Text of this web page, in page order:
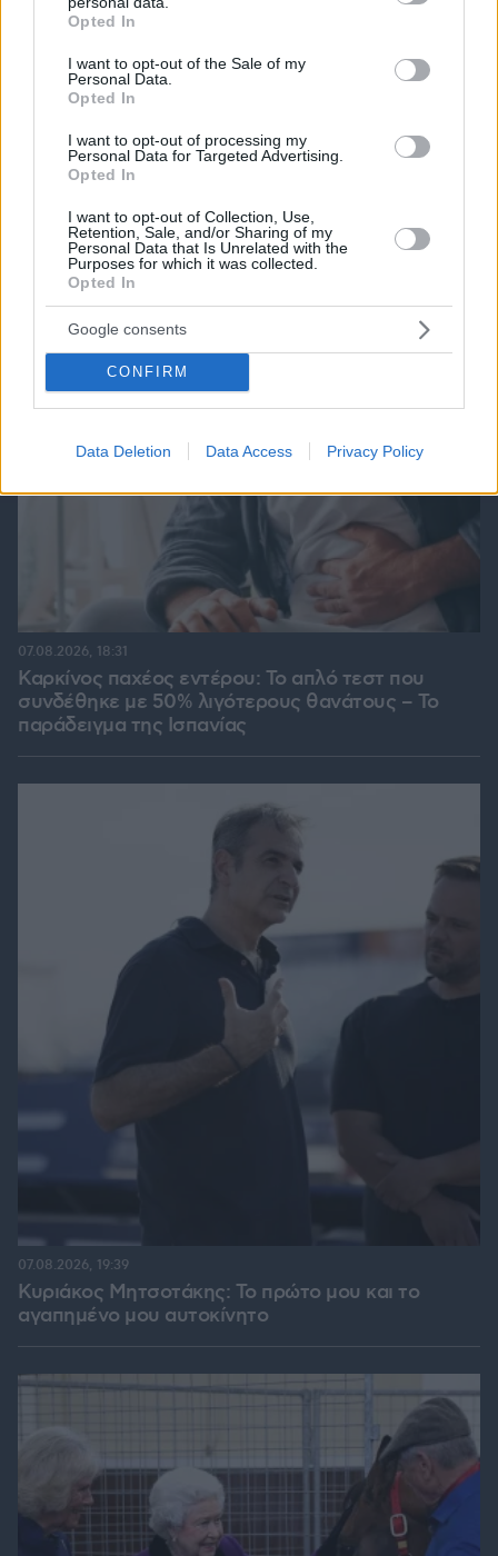
grant or deny consent to Google and its third-party tags to
use your data for below specified purposes in below Google
consent section.
Opted In
I want to opt-out of the Sale of my
Personal Data.
Opted In
I want to opt-out of processing my
Personal Data for Targeted Advertising.
Opted In
I want to opt-out of Collection, Use,
Retention, Sale, and/or Sharing of my
Personal Data that Is Unrelated with the
Purposes for which it was collected.
Opted In
Google consents
CONFIRM
Data Deletion Data Access Privacy Policy
ΔΕΙΤΕ ΟΛΑ ΤΑ GAMES
Best of Network
Καρκίνος παχέος εντέρου: Το απλό τεστ που
συνδέθηκε με 50% λιγότερους θανάτους – Το
παράδειγμα της Ισπανίας
07.08.2026, 18:31
Κυριάκος Μητσοτάκης: Το πρώτο μου και το
αγαπημένο μου αυτοκίνητο
07.08.2026, 19:39